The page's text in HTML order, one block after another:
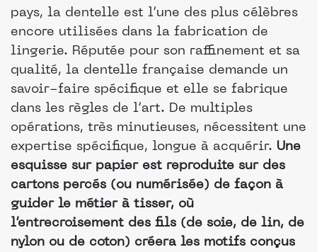
pays, la dentelle est l’une des plus célèbres
encore utilisées dans la fabrication de
lingerie. Réputée pour son raffinement et sa
qualité, la dentelle française demande un
savoir-faire spécifique et elle se fabrique
dans les règles de l’art. De multiples
opérations, très minutieuses, nécessitent une
expertise spécifique, longue à acquérir. Une
esquisse sur papier est reproduite sur des
cartons percés (ou numérisée) de façon à
guider le métier à tisser, où
l’entrecroisement des fils (de soie, de lin, de
nylon ou de coton) créera les motifs conçus